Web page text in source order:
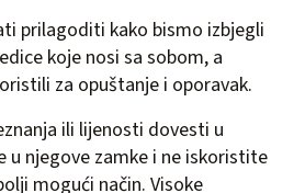
prilagoditi kako bismo izbjegli
koje nosi sa sobom, a
za opuštanje i oporavak.
ili lijenosti dovesti u
u njegove zamke i ne iskoristite
mogući način. Visoke